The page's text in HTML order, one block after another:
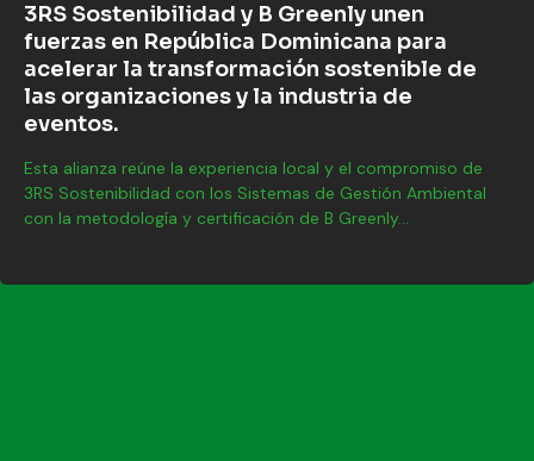
3RS Sostenibilidad y B Greenly unen
fuerzas en República Dominicana para
acelerar la transformación sostenible de
las organizaciones y la industria de
eventos.
Esta alianza reúne la experiencia local y el compromiso de
3RS Sostenibilidad con los Sistemas de Gestión Ambiental
con la metodología y certificación de B Greenly...